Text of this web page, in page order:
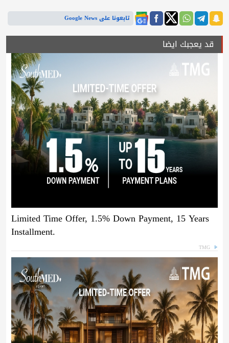
تابعونا على Google News
قد يعجبك ايضا
Limited Time Offer, 1.5% Down Payment, 15 Years
Installment.
TMG